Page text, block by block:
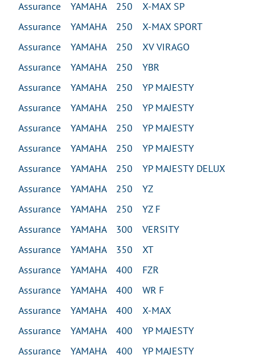
Assurance YAMAHA 250 X-MAX SP
Assurance YAMAHA 250 X-MAX SPORT
Assurance YAMAHA 250 XV VIRAGO
Assurance YAMAHA 250 YBR
Assurance YAMAHA 250 YP MAJESTY
Assurance YAMAHA 250 YP MAJESTY
Assurance YAMAHA 250 YP MAJESTY
Assurance YAMAHA 250 YP MAJESTY
Assurance YAMAHA 250 YP MAJESTY DELUX
Assurance YAMAHA 250 YZ
Assurance YAMAHA 250 YZ F
Assurance YAMAHA 300 VERSITY
Assurance YAMAHA 350 XT
Assurance YAMAHA 400 FZR
Assurance YAMAHA 400 WR F
Assurance YAMAHA 400 X-MAX
Assurance YAMAHA 400 YP MAJESTY
Assurance YAMAHA 400 YP MAJESTY